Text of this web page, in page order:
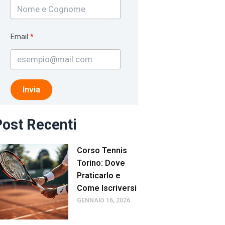
Email
Invia
Recenti
Corso Tennis
Torino: Dove
Praticarlo e
Come Iscriversi
GENNAIO 16, 2026